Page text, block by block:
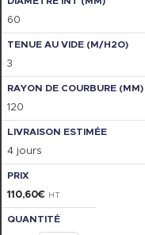
60
3
120
4 jours
110,60€ HT